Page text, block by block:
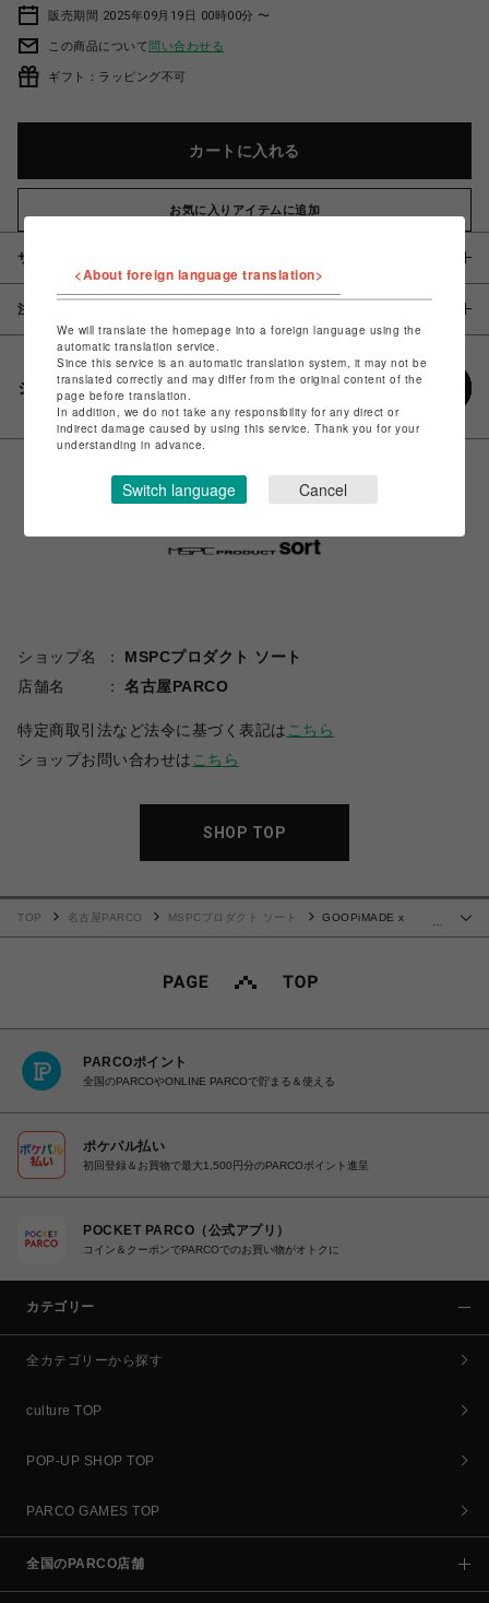
販売期間 2025年09月19日 00時00分 〜
この商品について問い合わせる
ギフト：ラッピング不可
カートに入れる
お気に入りアイテムに追加
サイズ
注意事項
シェアする
ショップ名
MSPCプロダクト ソート
店舗名
名古屋PARCO
特定商取引法など法令に基づく表記は こちら
ショップお問い合わせは こちら
SHOP TOP
…
TOP 名古屋PARCO MSPCプロダクト ソート
GOOPiMADE x
PARCOポイント
全国のPARCOやONLINE PARCOで貯まる＆使える
ポケパル払い
初回登録＆お買物で最大1,500円分のPARCOポイント進呈
POCKET PARCO（公式アプリ）
コイン＆クーポンでPARCOでのお買い物がオトクに
カテゴリー
全カテゴリーから探す
culture TOP
POP-UP SHOP TOP
PARCO GAMES TOP
全国のPARCO店舗
<About foreign language translation>
We will translate the homepage into a foreign language using the
automatic translation service.
Since this service is an automatic translation system, it may not be
translated correctly and may differ from the original content of the
page before translation.
In addition, we do not take any responsibility for any direct or
indirect damage caused by using this service. Thank you for your
understanding in advance.
Switch language Cancel